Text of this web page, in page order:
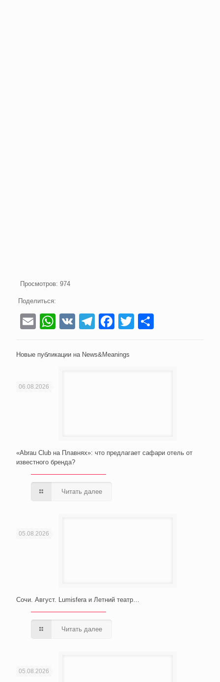
Просмотров: 974
Поделиться:
EmailWhatsApp
VK Telegram
Facebook
Twitter
Новые публикации на News&Meanings
06.08.2026
«Abrau Club на Плавнях»: что предлагает сафари отель от
известного бренда?
Читать далее
05.08.2026
Сочи. Август. Lumisfera и Летний театр…
Читать далее
05.08.2026